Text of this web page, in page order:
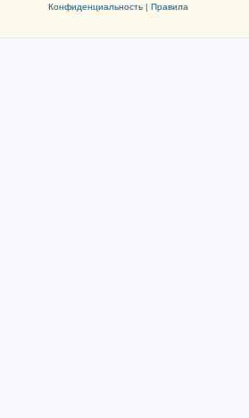
Конфиденциальность| Правила